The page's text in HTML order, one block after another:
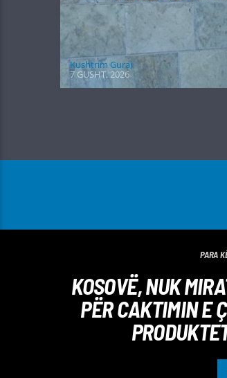
Kushtrim Guraj
7 GUSHT, 2026
PARA
KOSOVË, NUK
PËR CAKTIMIN E